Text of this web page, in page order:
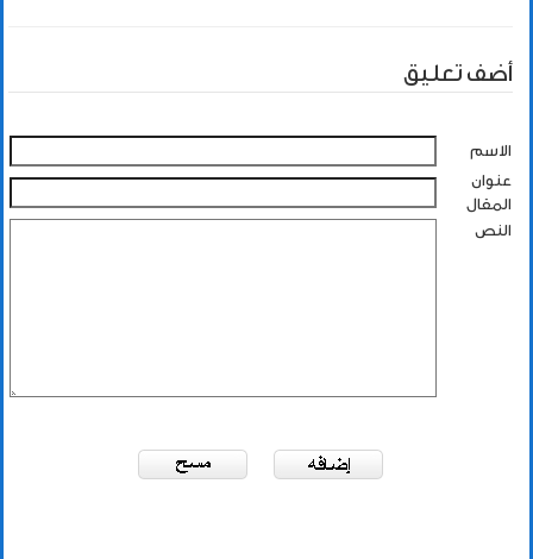
أضف تعليق
الاسم
عنوان
المقال
النص